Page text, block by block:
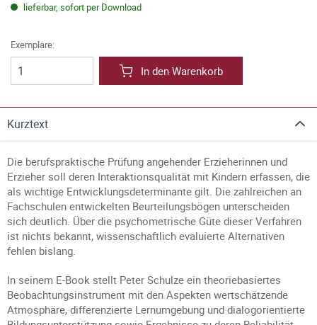
lieferbar, sofort per Download
Exemplare:
In den Warenkorb
Kurztext
Die berufspraktische Prüfung angehender Erzieherinnen und
Erzieher soll deren Interaktionsqualität mit Kindern erfassen, die
als wichtige Entwicklungsdeterminante gilt. Die zahlreichen an
Fachschulen entwickelten Beurteilungsbögen unterscheiden
sich deutlich. Über die psychometrische Güte dieser Verfahren
ist nichts bekannt, wissenschaftlich evaluierte Alternativen
fehlen bislang.
In seinem E-Book stellt Peter Schulze ein theoriebasiertes
Beobachtungsinstrument mit den Aspekten wertschätzende
Atmosphäre, differenzierte Lernumgebung und dialogorientierte